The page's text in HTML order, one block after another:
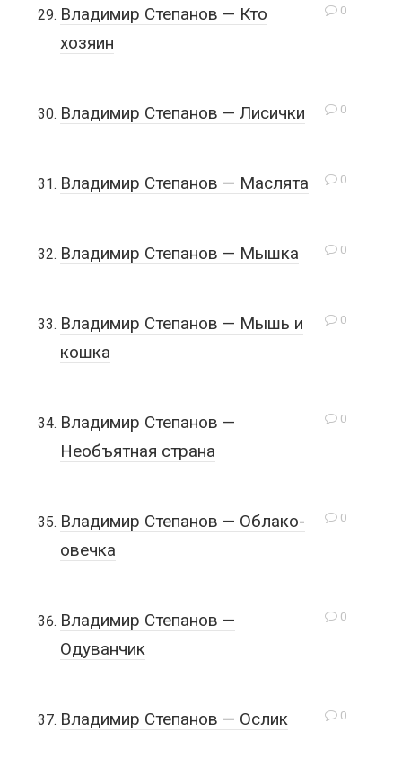
0
Владимир Степанов — Кто
хозяин
0
Владимир Степанов — Лисички
0
Владимир Степанов — Маслята
0
Владимир Степанов — Мышка
0
Владимир Степанов — Мышь и
кошка
0
Владимир Степанов —
Необъятная страна
0
Владимир Степанов — Облако-
овечка
0
Владимир Степанов —
Одуванчик
0
Владимир Степанов — Ослик